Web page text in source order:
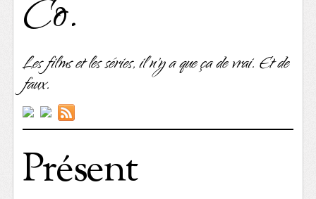
Co.
Les films et les séries, il n'y a que ça de vrai. Et de
faux.
Présent